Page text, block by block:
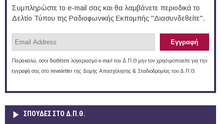
Συμπληρώστε το e-mail σας και θα λαμβάνετε περιοδικά το
Δελτίο Τύπου της Ραδιοφωνικής Εκπομπής "Διασυνδεθείτε".
Παρακαλώ, όσοι διαθέτετε λογαριασμό e-mail του Δ.Π.Θ μην τον χρησιμοποιείτε για την
εγγραφή σας στο newsletter της Δομής Απασχόλησης & Σταδιοδρομίας του Δ.Π.Θ.
ΣΠΟΥΔΈΣ ΣΤΟ Δ.Π.Θ.